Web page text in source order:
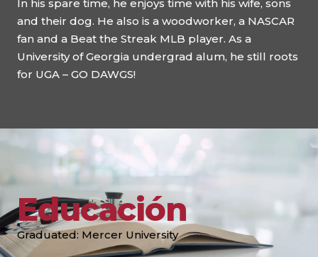
In his spare time, he enjoys time with his wife, sons
and their dog. He also is a woodworker, a NASCAR
fan and a Beat the Streak MLB player. As a
University of Georgia undergrad alum, he still roots
for UGA – GO DAWGS!
Educación
Graduated: Mercer University